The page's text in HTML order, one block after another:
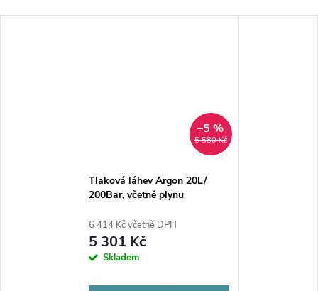
5 580 Kč
–5 %
Tlaková láhev Argon 20L/
200Bar, včetně plynu
6 414 Kč včetně DPH
5 301 Kč
Skladem